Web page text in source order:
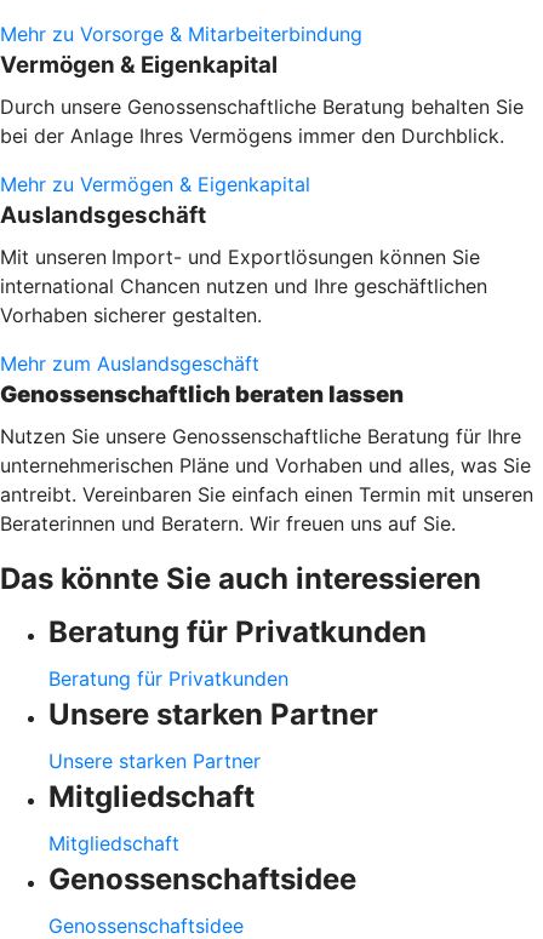
Mehr zu Vorsorge & Mitarbeiterbindung
Vermögen & Eigenkapital
Durch unsere Genossenschaftliche Beratung behalten Sie
bei der Anlage Ihres Vermögens immer den Durchblick.
Mehr zu Vermögen & Eigenkapital
Auslandsgeschäft
Mit unseren Import- und Exportlösungen können Sie
international Chancen nutzen und Ihre geschäftlichen
Vorhaben sicherer gestalten.
Mehr zum Auslandsgeschäft
Genossenschaftlich beraten lassen
Nutzen Sie unsere Genossenschaftliche Beratung für Ihre
unternehmerischen Pläne und Vorhaben und alles, was Sie
antreibt. Vereinbaren Sie einfach einen Termin mit unseren
Beraterinnen und Beratern. Wir freuen uns auf Sie.
Das könnte Sie auch interessieren
Beratung für Privatkunden
Beratung für Privatkunden
Unsere starken Partner
Unsere starken Partner
Mitgliedschaft
Mitgliedschaft
Genossenschaftsidee
Genossenschaftsidee